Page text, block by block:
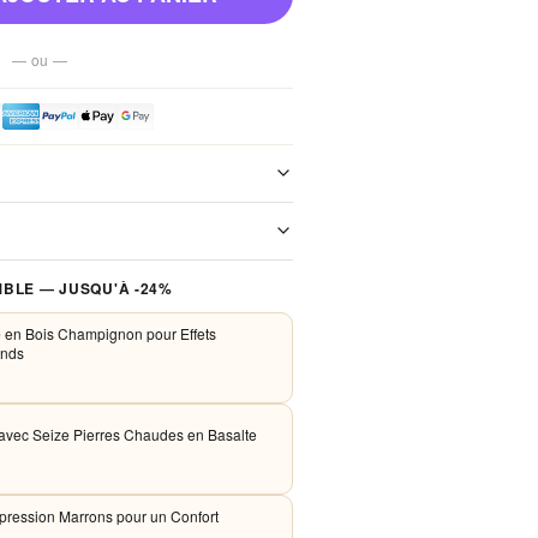
— ou —
Aucun frais de port, jamais.
et Apple Pay. Aucune donnée
serveurs.
— JUSQU'À -24%
Bois Champignon pour Effets
Seize Pierres Chaudes en Basalte
Marrons pour un Confort